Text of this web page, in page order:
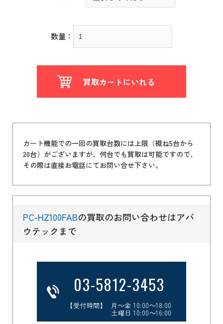
数量：
買取カートにいれる
カート機能での一回の買取台数には上限（概ね5台から
20台）がございますが、何台でも買取は可能ですので、
その際は直接お電話にてお問い合せ下さい。
PC-HZ100FABの買取のお問い合わせはアバ
ウテックまで
03-5812-3453
【受付時間】 月～金 10:00～18:00
土曜日 10:00～16:00